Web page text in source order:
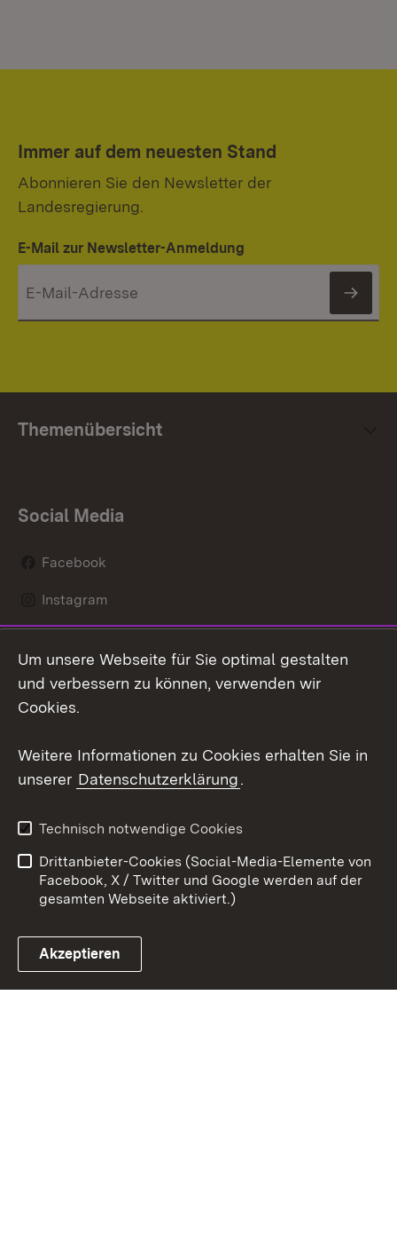
Immer auf dem neuesten Stand
Abonnieren Sie den Newsletter der
Landesregierung.
E-Mail zur Newsletter-Anmeldung
Themenübersicht
Social Media
Facebook
Instagram
Social Wall
Youtube
Link zum Landesportal
Kontakt
Datenschutz
Barrierefreiheit
Impressum Cookies
Um unsere Webseite für Sie optimal gestalten
und verbessern zu können, verwenden wir
Cookies.
Weitere Informationen zu Cookies erhalten Sie in
unserer Datenschutzerklärung.
Technisch notwendige Cookies
Drittanbieter-Cookies (Social-Media-Elemente von
Facebook, X / Twitter und Google werden auf der
gesamten Webseite aktiviert.)
Akzeptieren